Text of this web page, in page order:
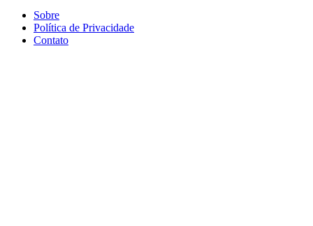
Sobre
Política de Privacidade
Contato